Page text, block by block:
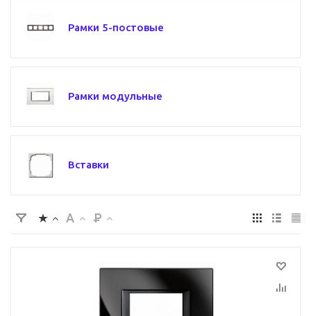
Рамки 5-постовые
Рамки модульные
Вставки